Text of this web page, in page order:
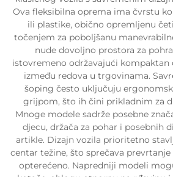
Ova fleksibilna oprema ima čvrstu
ili plastike, obično opremljenu
točenjem za poboljšanu
nude dovoljno prostora za
istovremeno održavajući kompaktan
između redova u trgovinama.
šoping često uključuju
grijpom, što ih čini prikladnim za
Mnoge modele sadrže posebne
djecu, držača za pohar i posebnih
artikle. Dizajn vozila prioritetno
centar težine, što sprečava
opterećeno. Napredniji modeli